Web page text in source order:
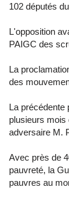
102 députés
L'opposition
PAIGC des
La
des
La précédente
plusieurs mois
adversaire M.
Avec près de
pauvreté, la
pauvres au